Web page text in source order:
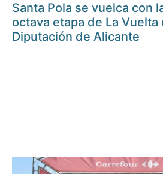
Santa Pola se vuelca con
octava etapa de La Vuelta
Diputación de Alicante